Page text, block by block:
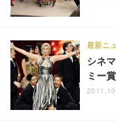
シネ
ミー
最新ニ